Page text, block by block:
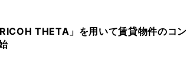
THETA」を用いて賃貸物件のコン